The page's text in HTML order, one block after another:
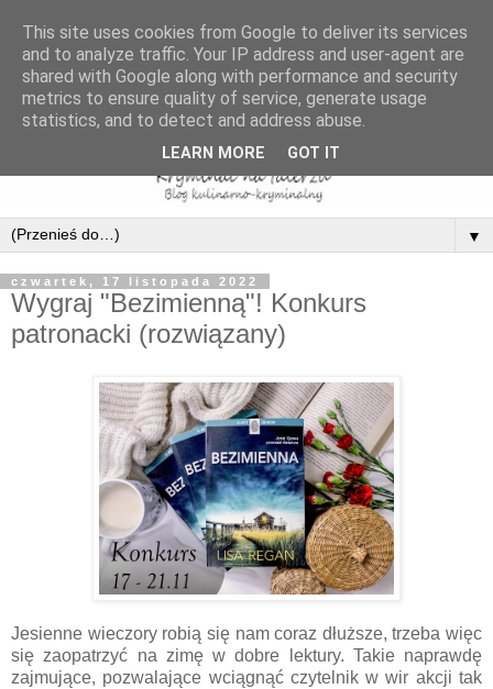
▼
czwartek, 17 listopada 2022
Wygraj "Bezimienną"! Konkurs
patronacki (rozwiązany)
Jesienne wieczory robią się nam coraz dłuższe, trzeba więc
się zaopatrzyć na zimę w dobre lektury. Takie naprawdę
zajmujące, pozwalające wciągnąć czytelnik w wir akcji tak
This site uses cookies from Google to deliver its services
and to analyze traffic. Your IP address and user-agent are
shared with Google along with performance and security
metrics to ensure quality of service, generate usage
statistics, and to detect and address abuse.
LEARN MORE GOT IT